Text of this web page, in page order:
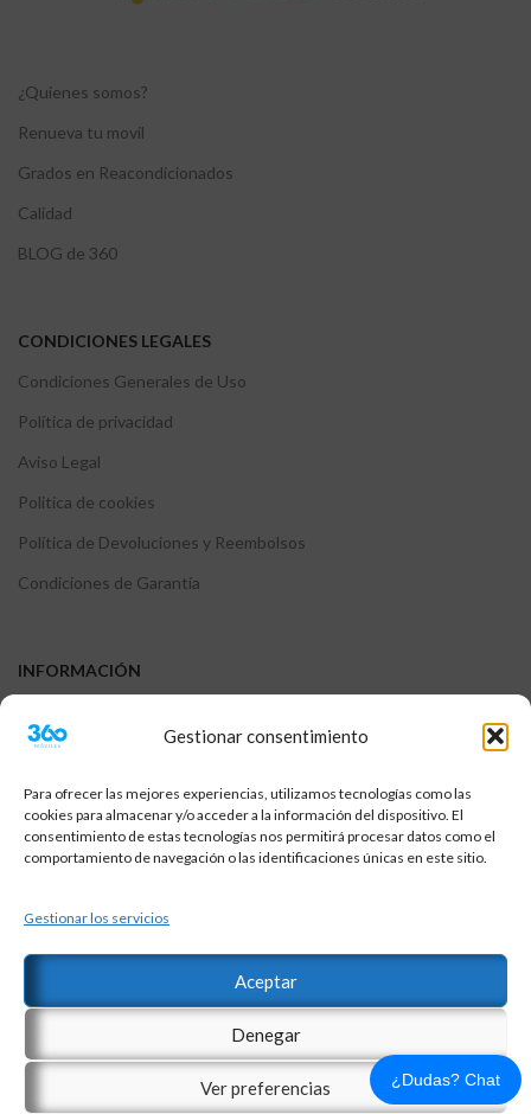
Gestionar consentimiento
Para ofrecer las mejores experiencias, utilizamos tecnologías como las
cookies para almacenar y/o acceder a la información del dispositivo. El
consentimiento de estas tecnologías nos permitirá procesar datos como el
comportamiento de navegación o las identificaciones únicas en este sitio.
Gestionar los servicios
Aceptar
Denegar
Ver preferencias
¿Quienes somos?
Renueva tu movil
Grados en Reacondicionados
Calidad
BLOG de 360
¿Dudas? Chat
CONDICIONES LEGALES
Condiciones Generales de Uso
Política de privacidad
Aviso Legal
Politica de cookies
Política de Devoluciones y Reembolsos
Condiciones de Garantía
INFORMACIÓN
Contáctanos
Garantia
Devoluciones y Reembolsos
Sobre el envio
Terminos y condiciones
© Copyright 2018-2026 | 360Moviles® es una marca registrada |
Reservados todos los derechos |